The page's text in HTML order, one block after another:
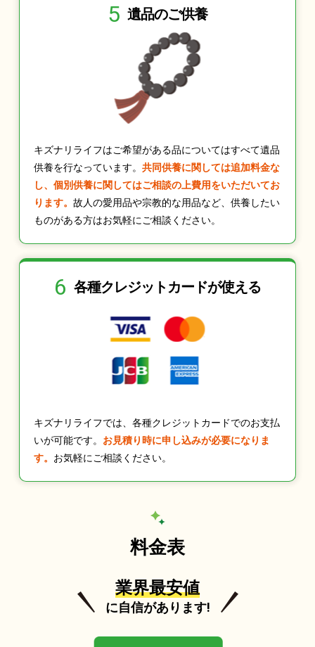
5 遺品のご供養
キズナリライフはご希望がある品についてはすべて遺品
供養を行なっています。 共同供養に関しては追加料金な
し、個別供養に関してはご相談の上費用をいただいてお
ります。 故人の愛用品や宗教的な用品など、供養したい
ものがある方はお気軽にご相談ください。
6 各種クレジットカードが使える
キズナリライフでは、各種クレジットカードでのお支払
いが可能です。 お見積り時に申し込みが必要になりま
す。 お気軽にご相談ください。
料金表
業界最安値
に自信があります!